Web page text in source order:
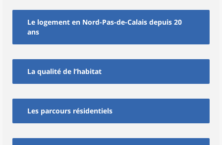
Le logement en Nord-Pas-de-Calais depuis 20
ans
La qualité de l’habitat
Les parcours résidentiels